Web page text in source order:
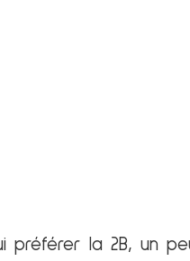
préférer la 2B, un